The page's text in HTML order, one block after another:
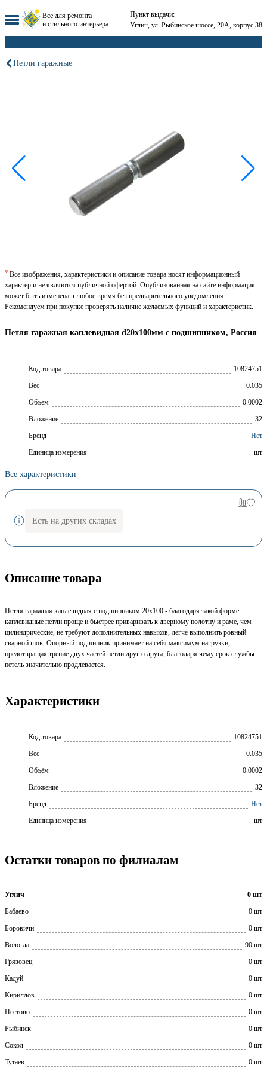
Все для ремонта
и стильного интерьера
Пункт выдачи:
Углич, ул. Рыбинское шоссе, 20А, корпус 38
Петли гаражные
Петля гаражная каплевидная d20х100мм с подшипником, Россия
Код товара
10824751
Вес
0.035
Объём
0.0002
Вложение
32
Брeнд
Нет
Единица измерения
шт
Все характеристики
* Все изображения, характеристики и описание товара носят информационный
характер и не являются публичной офертой. Опубликованная на сайте информация
может быть изменена в любое время без предварительного уведомления.
Рекомендуем при покупке проверять наличие желаемых функций и характеристик.
Есть на других складах
Описание товара
Петля гаражная каплевидная с подшипником 20x100 - благодаря такой форме
каплевидные петли проще и быстрее приваривать к дверному полотну и раме, чем
цилиндрические, не требуют дополнительных навыков, легче выполнить ровный
сварной шов. Опорный подшипник принимает на себя максимум нагрузки,
предотвращая трение двух частей петли друг о друга, благодаря чему срок службы
петель значительно продлевается.
Характеристики
Код товара
10824751
Вес
0.035
Объём
0.0002
Вложение
32
Бренд
Нет
Единица измерения
шт
Остатки товаров по филиалам
Углич
0 шт
Бабаево
0 шт
Боровичи
0 шт
Вологда
90 шт
Грязовец
0 шт
Кадуй
0 шт
Кириллов
0 шт
Пестово
0 шт
Рыбинск
0 шт
Сокол
0 шт
Тутаев
0 шт